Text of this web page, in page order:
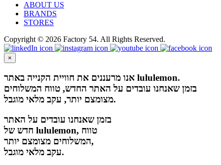
ABOUT US
BRANDS
STORES
Copyright © 2026 Factory 54. All Rights Reserved.
×
אנו מרעננים את חוויית הקנייה באתר lululemon.
בזמן שאנחנו עובדים על האתר החדש, טווח המשלוחים
מצומצם יותר, עקב מלאי מוגבל.
בזמן שאנחנו עובדים על האתר
חדש של lululemon, טווח
המשלוחים מצומצם יותר,
עקב מלאי מוגבל.